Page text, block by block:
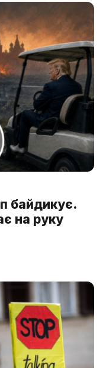
байдикує.
на руку